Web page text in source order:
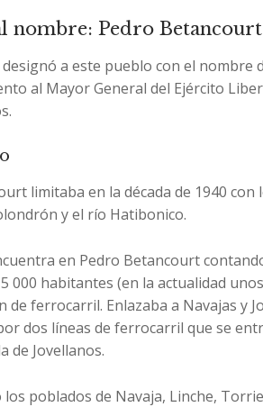
nombre: Pedro Betancourt
a este pueblo con el nombre
al Mayor General del Ejército
limitaba en la década de 1940 con
y el río Hatibonico.
en Pedro Betancourt
000 habitantes (en la actualidad
de ferrocarril. Enlazaba a Navajas y
dos líneas de ferrocarril que se
de Jovellanos.
poblados de Navaja, Linche,